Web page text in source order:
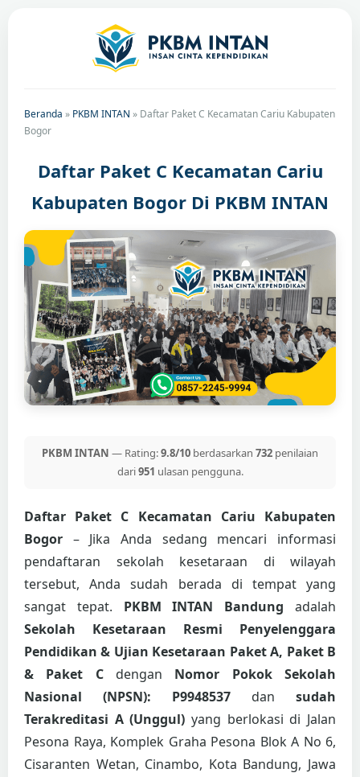
Beranda » PKBM INTAN » Daftar Paket C Kecamatan Cariu Kabupaten
Bogor
Daftar Paket C Kecamatan Cariu
Kabupaten Bogor Di PKBM INTAN
PKBM INTAN — Rating:9.8/10 berdasarkan 732 penilaian
dari951 ulasan pengguna.
Daftar Paket C Kecamatan Cariu Kabupaten
Bogor – Jika Anda sedang mencari informasi
pendaftaran sekolah kesetaraan di wilayah
tersebut, Anda sudah berada di tempat yang
sangat tepat. PKBM INTAN Bandung adalah
Sekolah Kesetaraan Resmi Penyelenggara
Pendidikan & Ujian Kesetaraan Paket A, Paket B
& Paket Cdengan Nomor Pokok Sekolah
Nasional (NPSN): P9948537 dan sudah
Terakreditasi A (Unggul) yang berlokasi di Jalan
Pesona Raya, Komplek Graha Pesona Blok A No 6,
Cisaranten Wetan, Cinambo, Kota Bandung, Jawa